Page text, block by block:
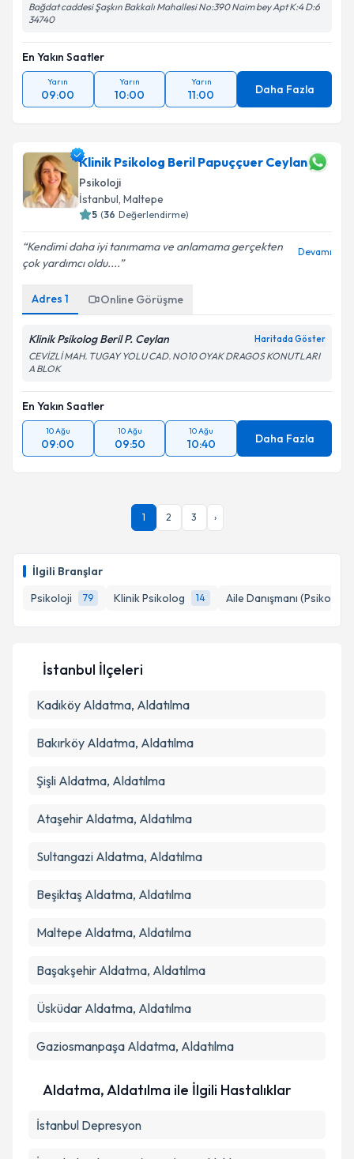
İlgili Branşlar
Psikoloji
79 Klinik Psikolog 14 Aile Danışmanı (Psikolog)
Bağdat caddesi Şaşkın Bakkalı Mahallesi No:390 Naim bey Apt K:4 D:6
34740
En Yakın Saatler
Yarın
09:00
Yarın
10:00
Yarın
11:00 Daha Fazla
Klinik Psikolog Beril Papuççuer Ceylan
Psikoloji
İstanbul, Maltepe
5 (36 Değerlendirme)
Kendimi daha iyi tanımama ve anlamama gerçekten
çok yardımcı oldu....
Devamı
Adres 1 Online Görüşme
Klinik Psikolog Beril P. Ceylan Haritada Göster
CEVİZLİ MAH. TUGAY YOLU CAD. NO10 OYAK DRAGOS KONUTLARI
A BLOK
En Yakın Saatler
10 Ağu
09:00
10 Ağu
09:50
10 Ağu
10:40 Daha Fazla
1 2 3 ›
İstanbul İlçeleri
Kadıköy Aldatma, Aldatılma
Bakırköy Aldatma, Aldatılma
Şişli Aldatma, Aldatılma
Ataşehir Aldatma, Aldatılma
Sultangazi Aldatma, Aldatılma
Beşiktaş Aldatma, Aldatılma
Maltepe Aldatma, Aldatılma
Başakşehir Aldatma, Aldatılma
Üsküdar Aldatma, Aldatılma
Gaziosmanpaşa Aldatma, Aldatılma
Aldatma, Aldatılma ile İlgili Hastalıklar
İstanbul Depresyon